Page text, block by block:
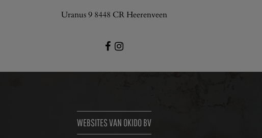
Uranus 9 8448 CR Heerenveen
WEBSITES VAN OKIDO BV